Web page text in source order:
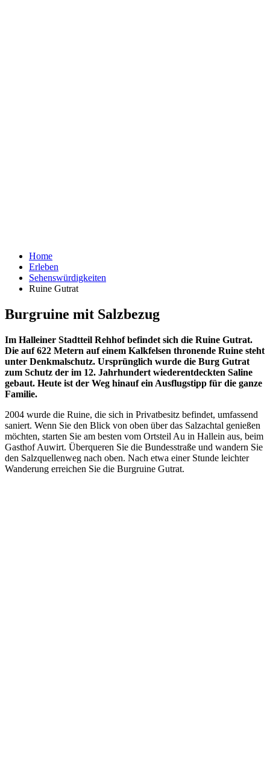
Home
Erleben
Sehenswürdigkeiten
Ruine Gutrat
Burgruine mit Salzbezug
Im Halleiner Stadtteil Rehhof befindet sich die Ruine Gutrat.
Die auf 622 Metern auf einem Kalkfelsen thronende Ruine steht
unter Denkmalschutz. Ursprünglich wurde die Burg Gutrat
zum Schutz der im 12. Jahrhundert wiederentdeckten Saline
gebaut. Heute ist der Weg hinauf ein Ausflugstipp für die ganze
Familie.
2004 wurde die Ruine, die sich in Privatbesitz befindet, umfassend
saniert. Wenn Sie den Blick von oben über das Salzachtal genießen
möchten, starten Sie am besten vom Ortsteil Au in Hallein aus, beim
Gasthof Auwirt. Überqueren Sie die Bundesstraße und wandern Sie
den Salzquellenweg nach oben. Nach etwa einer Stunde leichter
Wanderung erreichen Sie die Burgruine Gutrat.